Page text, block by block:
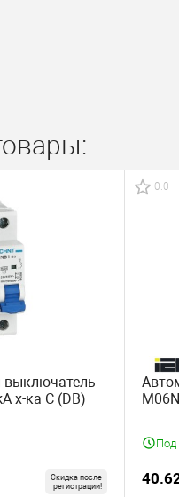
выключатель
х-ка C (DB)
Скидка после
регистрации!
0.0
Под